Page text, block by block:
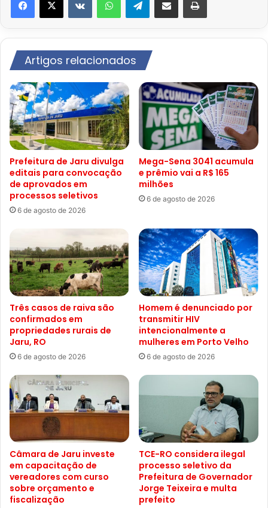
Artigos relacionados
Prefeitura de Jaru divulga
editais para convocação
de aprovados em
processos seletivos
6 de agosto de 2026
Mega-Sena 3041 acumula
e prêmio vai a R$ 165
milhões
6 de agosto de 2026
Três casos de raiva são
confirmados em
propriedades rurais de
Jaru, RO
6 de agosto de 2026
Homem é denunciado por
transmitir HIV
intencionalmente a
mulheres em Porto Velho
6 de agosto de 2026
Câmara de Jaru investe
em capacitação de
vereadores com curso
sobre orçamento e
fiscalização
TCE-RO considera ilegal
processo seletivo da
Prefeitura de Governador
Jorge Teixeira e multa
prefeito